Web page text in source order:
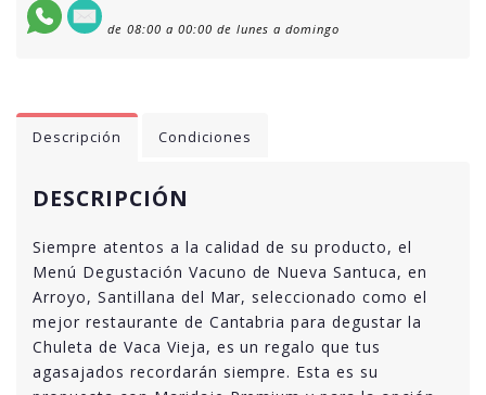
de 08:00 a 00:00 de lunes a domingo
Descripción Condiciones
DESCRIPCIÓN
Siempre atentos a la calidad de su producto, el
Menú Degustación Vacuno de Nueva Santuca, en
Arroyo, Santillana del Mar, seleccionado como el
mejor restaurante de Cantabria para degustar la
Chuleta de Vaca Vieja, es un regalo que tus
agasajados recordarán siempre. Esta es su